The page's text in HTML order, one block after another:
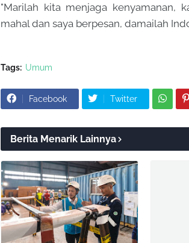
"Marilah kita menjaga kenyamanan,
mahal dan saya berpesan, damailah
Tags: Umum
Facebook Twitter
Berita Menarik Lainnya